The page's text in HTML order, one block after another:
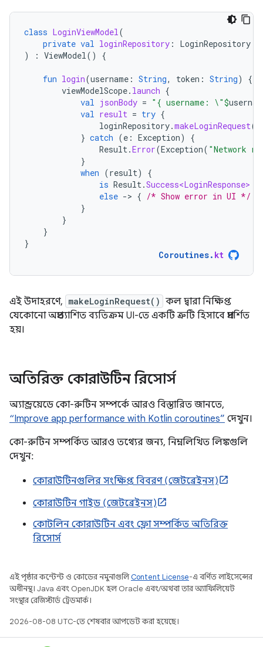
class LoginViewModel(
private val loginRepository :
LoginRepository
)
: ViewModel() {
fun login(username : String, token : String)
{
viewModelScope. launch {
val jsonBody = "{ username: \"$
val result = try {
loginRepository.makeLoginRequest(
} catch (e : Exception)
{
Result.Error(Exception( "Network
}
when (result)
{
is Result.Success<LoginResponse>
else -> { /* Show error in UI */
}
}
}
}
Coroutines. kt
এই উদাহরণে, makeLoginRequest() কল দ্বারা নিক্ষিপ্ত
যেকোনো অপ্রত্যাশিত ব্যতিক্রম UI-তে একটি ত্রুটি হিসাবে প্রদর্শিত
হয়।
অতিরিক্ত কোরাউটিন রিসোর্স
অ্যান্ড্রয়েডে কো-রুটিন সম্পর্কে আরও বিস্তারিত জানতে,
“Improve app performance with Kotlin coroutines” দেখুন।
কো-রুটিন সম্পর্কিত আরও তথ্যের জন্য, নিম্নলিখিত লিঙ্কগুলি
দেখুন:
কোরাউটিনগুলির সংক্ষিপ্ত বিবরণ (জেটব্রেইনস)
কোরাউটিন গাইড (জেটব্রেইনস)
কোটলিন কোরাউটিন এবং ফ্লো সম্পর্কিত অতিরিক্ত
রিসোর্স
এই পৃষ্ঠার কন্টেন্ট ও কোডের নমুনাগুলিContent License-এ বর্ণিত লাইসেন্সের
অধীনস্থ। Java এবং OpenJDK হল Oracle এবং/অথবা তার অ্যাফিলিয়েট
সংস্থার রেজিস্টার্ড ট্রেডমার্ক।
2026-08-08 UTC-তে শেষবার আপডেট করা হয়েছে।